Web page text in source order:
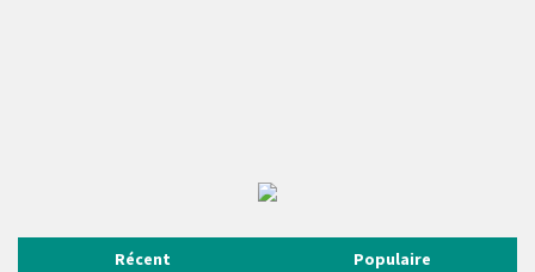
Récent Populaire